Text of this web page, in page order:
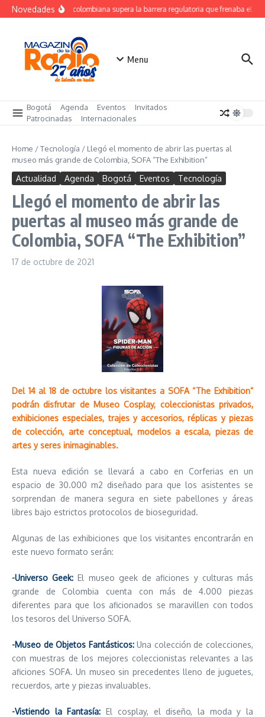
Saltar al contenido
NovedadesStartup colombiana supera la barrera regulatoria que frenaba el uso
Menu
Bogotá Agenda Eventos
Invitados
Patrocinadas
Internacionales
Home /Tecnología / Llegó el momento de abrir las puertas al
museo más grande de Colombia, SOFA “The Exhibition”
Actualidad Agenda Bogotá Eventos Tecnología
Llegó el momento de abrir las
puertas al museo más grande de
Colombia, SOFA “The Exhibition”
17 de octubre de 2021
Del 14 al 18 de octubre los visitantes a SOFA “The Exhibition”
podrán disfrutar de Museo Cosplay, coleccionistas privados,
exhibiciones especiales, trajes y accesorios, réplicas y piezas
de colección, arte conceptual, modelos a escala, piezas de
artes y seres inimaginables.
Esta nueva edición se llevará a cabo en Corferias en un
espacio de 30.000 m2 diseñado para que los asistentes se
sorprendan de manera segura en siete pabellones y áreas
libres bajo estrictos protocolos de bioseguridad.
Algunas de las exhibiciones que los visitantes encontrarán en
este nuevo formato serán:
-Universo Geek: El museo geek de aficiones y culturas más
grande de Colombia cuenta con más de 4.000 piezas
diferentes para que los aficionados se maravillen con todos
los tesoros del Universo SOFA.
-Museo de Objetos Fantásticos:Una colección de colecciones,
con muestras de los mejores coleccionistas relevantes a las
aficiones SOFA. Un museo sin precedentes lleno de juguetes,
recuerdos, arte y piezas invaluables.
-Vistiendo la Fantasía: El cosplay, el diseño, la moda y la